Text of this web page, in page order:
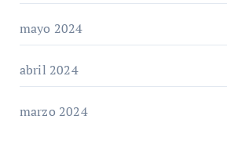
mayo 2024
abril 2024
marzo 2024